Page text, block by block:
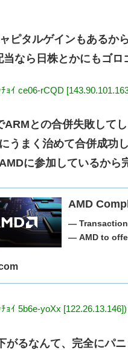
ピタルゲインもあるから
当なら日株とかにもゴ
ｮｲ ce06-rCQD
ARMとの合併失敗して
うまく治めて合併成功
に参加しているから
AMD
—
— AMD to
ｮｲ 5b6e-yoXx [122.26.13.146])
がるなんて、完全にパ